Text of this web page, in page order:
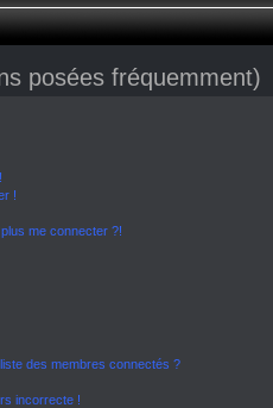
posées fréquemment)
!
me connecter ?!
des membres connectés ?
incorrecte !